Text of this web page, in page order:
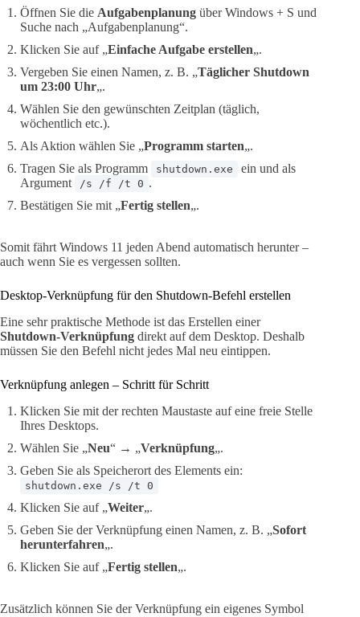
Öffnen Sie die Aufgabenplanung über Windows + S und
Suche nach „Aufgabenplanung“.
Klicken Sie auf „Einfache Aufgabe erstellen„.
Vergeben Sie einen Namen, z. B. „Täglicher Shutdown
um 23:00 Uhr„.
Wählen Sie den gewünschten Zeitplan (täglich,
wöchentlich etc.).
Als Aktion wählen Sie „Programm starten„.
Tragen Sie als Programm
shutdown.exe
ein und als
Argument
/s /f /t 0 .
Bestätigen Sie mit „Fertig stellen„.
Somit fährt Windows 11 jeden Abend automatisch herunter –
auch wenn Sie es vergessen sollten.
Desktop-Verknüpfung für den Shutdown-Befehl erstellen
Eine sehr praktische Methode ist das Erstellen einer
Shutdown-Verknüpfung direkt auf dem Desktop. Deshalb
müssen Sie den Befehl nicht jedes Mal neu eintippen.
Verknüpfung anlegen – Schritt für Schritt
Klicken Sie mit der rechten Maustaste auf eine freie Stelle
Ihres Desktops.
Wählen Sie „Neu“ → „Verknüpfung„.
Geben Sie als Speicherort des Elements ein:
shutdown.exe /s /t 0
Klicken Sie auf „Weiter„.
Geben Sie der Verknüpfung einen Namen, z. B. „Sofort
herunterfahren„.
Klicken Sie auf „Fertig stellen„.
Zusätzlich können Sie der Verknüpfung ein eigenes Symbol